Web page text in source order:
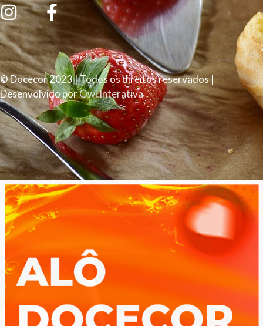
© Docecor 2023 | Todos os direitos reservados |
Desenvolvido porOwl Interativa